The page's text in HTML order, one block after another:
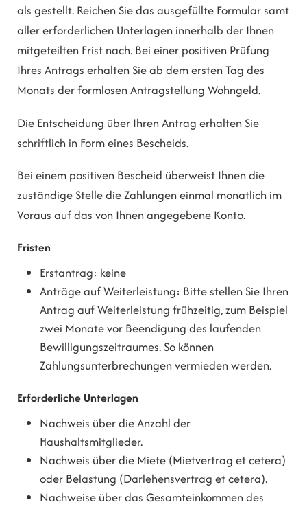
als gestellt. Reichen Sie das ausgefüllte Formular samt
aller erforderlichen Unterlagen innerhalb der Ihnen
mitgeteilten Frist nach. Bei einer positiven Prüfung
Ihres Antrags erhalten Sie ab dem ersten Tag des
Monats der formlosen Antragstellung Wohngeld.
Die Entscheidung über Ihren Antrag erhalten Sie
schriftlich in Form eines Bescheids.
Bei einem positiven Bescheid überweist Ihnen die
zuständige Stelle die Zahlungen einmal monatlich im
Voraus auf das von Ihnen angegebene Konto.
Fristen
Erstantrag: keine
Anträge auf Weiterleistung: Bitte stellen Sie Ihren
Antrag auf Weiterleistung frühzeitig, zum Beispiel
zwei Monate vor Beendigung des laufenden
Bewilligungszeitraumes. So können
Zahlungsunterbrechungen vermieden werden.
Erforderliche Unterlagen
Nachweis über die Anzahl der
Haushaltsmitglieder.
Nachweis über die Miete (Mietvertrag et cetera)
oder Belastung (Darlehensvertrag et cetera).
Nachweise über das Gesamteinkommen des